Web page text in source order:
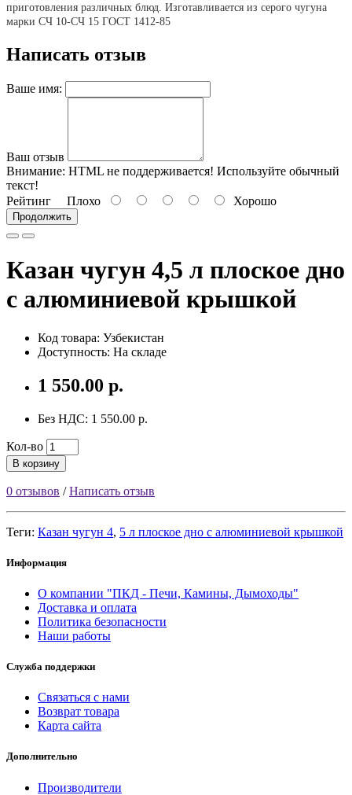
приготовления различных блюд. Изготавливается из серого чугуна
марки СЧ 10-СЧ 15 ГОСТ 1412-85
Написать отзыв
Ваше имя:
Ваш отзыв
Внимание: HTML не поддерживается! Используйте обычный
текст!
Рейтинг Плохо Хорошо
Продолжить
Казан чугун 4,5 л плоское дно
с алюминиевой крышкой
Код товара: Узбекистан
Доступность: На складе
1 550.00 р.
Без НДС: 1 550.00 р.
Кол-во
В корзину
0 отзывов /Написать отзыв
Теги: Казан чугун 4, 5 л плоское дно с алюминиевой крышкой
Информация
О компании "ПКД - Печи, Камины, Дымоходы"
Доставка и оплата
Политика безопасности
Наши работы
Служба поддержки
Связаться с нами
Возврат товара
Карта сайта
Дополнительно
Производители